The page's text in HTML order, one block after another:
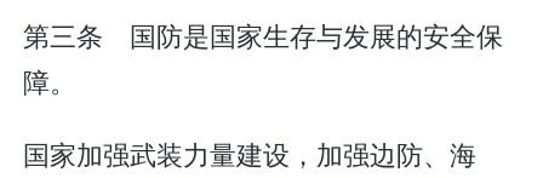
第三条 国防是国家生存与发展的安全保
障。
国家加强武装力量建设，加强边防、海